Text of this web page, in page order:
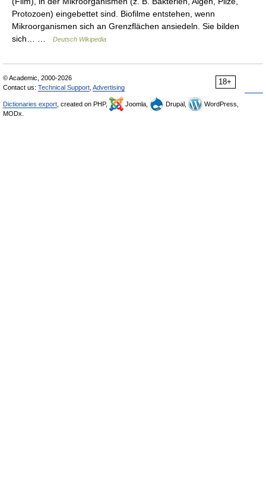
Protozoen) eingebettet sind. Biofilme entstehen, wenn
Mikroorganismen sich an Grenzflächen ansiedeln. Sie bilden
sich… …
Deutsch Wikipedia
18+
© Academic, 2000-2026
Contact us: Technical Support Advertising
Dictionaries export , created on PHP, Joomla, Drupal,
WordPress,
MODx.